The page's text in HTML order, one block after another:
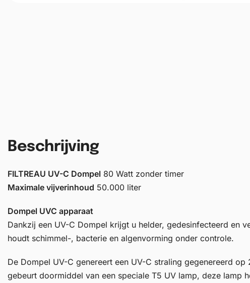
Beschrijving
FILTREAU UV-C Dompel 80 Watt zonder timer
Maximale vijverinhoud 50.000 liter
Dompel UVC apparaat
Dankzij een UV-C Dompel krijgt u helder, gedesinfecteerd en
houdt schimmel-, bacterie en algenvorming onder controle.
De Dompel UV-C genereert een UV-C straling gegenereerd
gebeurt doormiddel van een speciale T5 UV lamp, deze lamp